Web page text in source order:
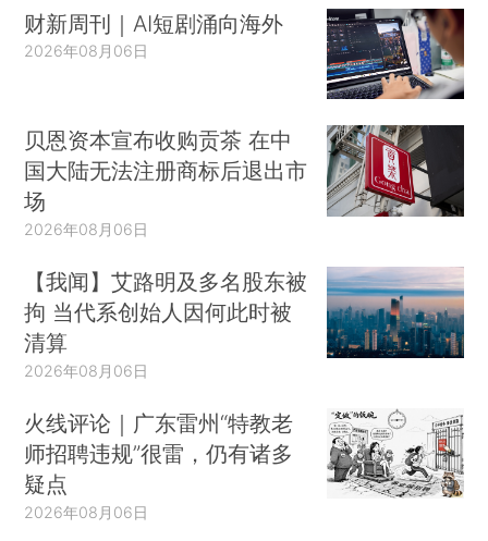
财新周刊｜AI短剧涌向海外
2026年08月06日
贝恩资本宣布收购贡茶 在中
国大陆无法注册商标后退出市
场
2026年08月06日
【我闻】艾路明及多名股东被
拘 当代系创始人因何此时被
清算
2026年08月06日
火线评论｜广东雷州“特教老
师招聘违规”很雷，仍有诸多
疑点
2026年08月06日